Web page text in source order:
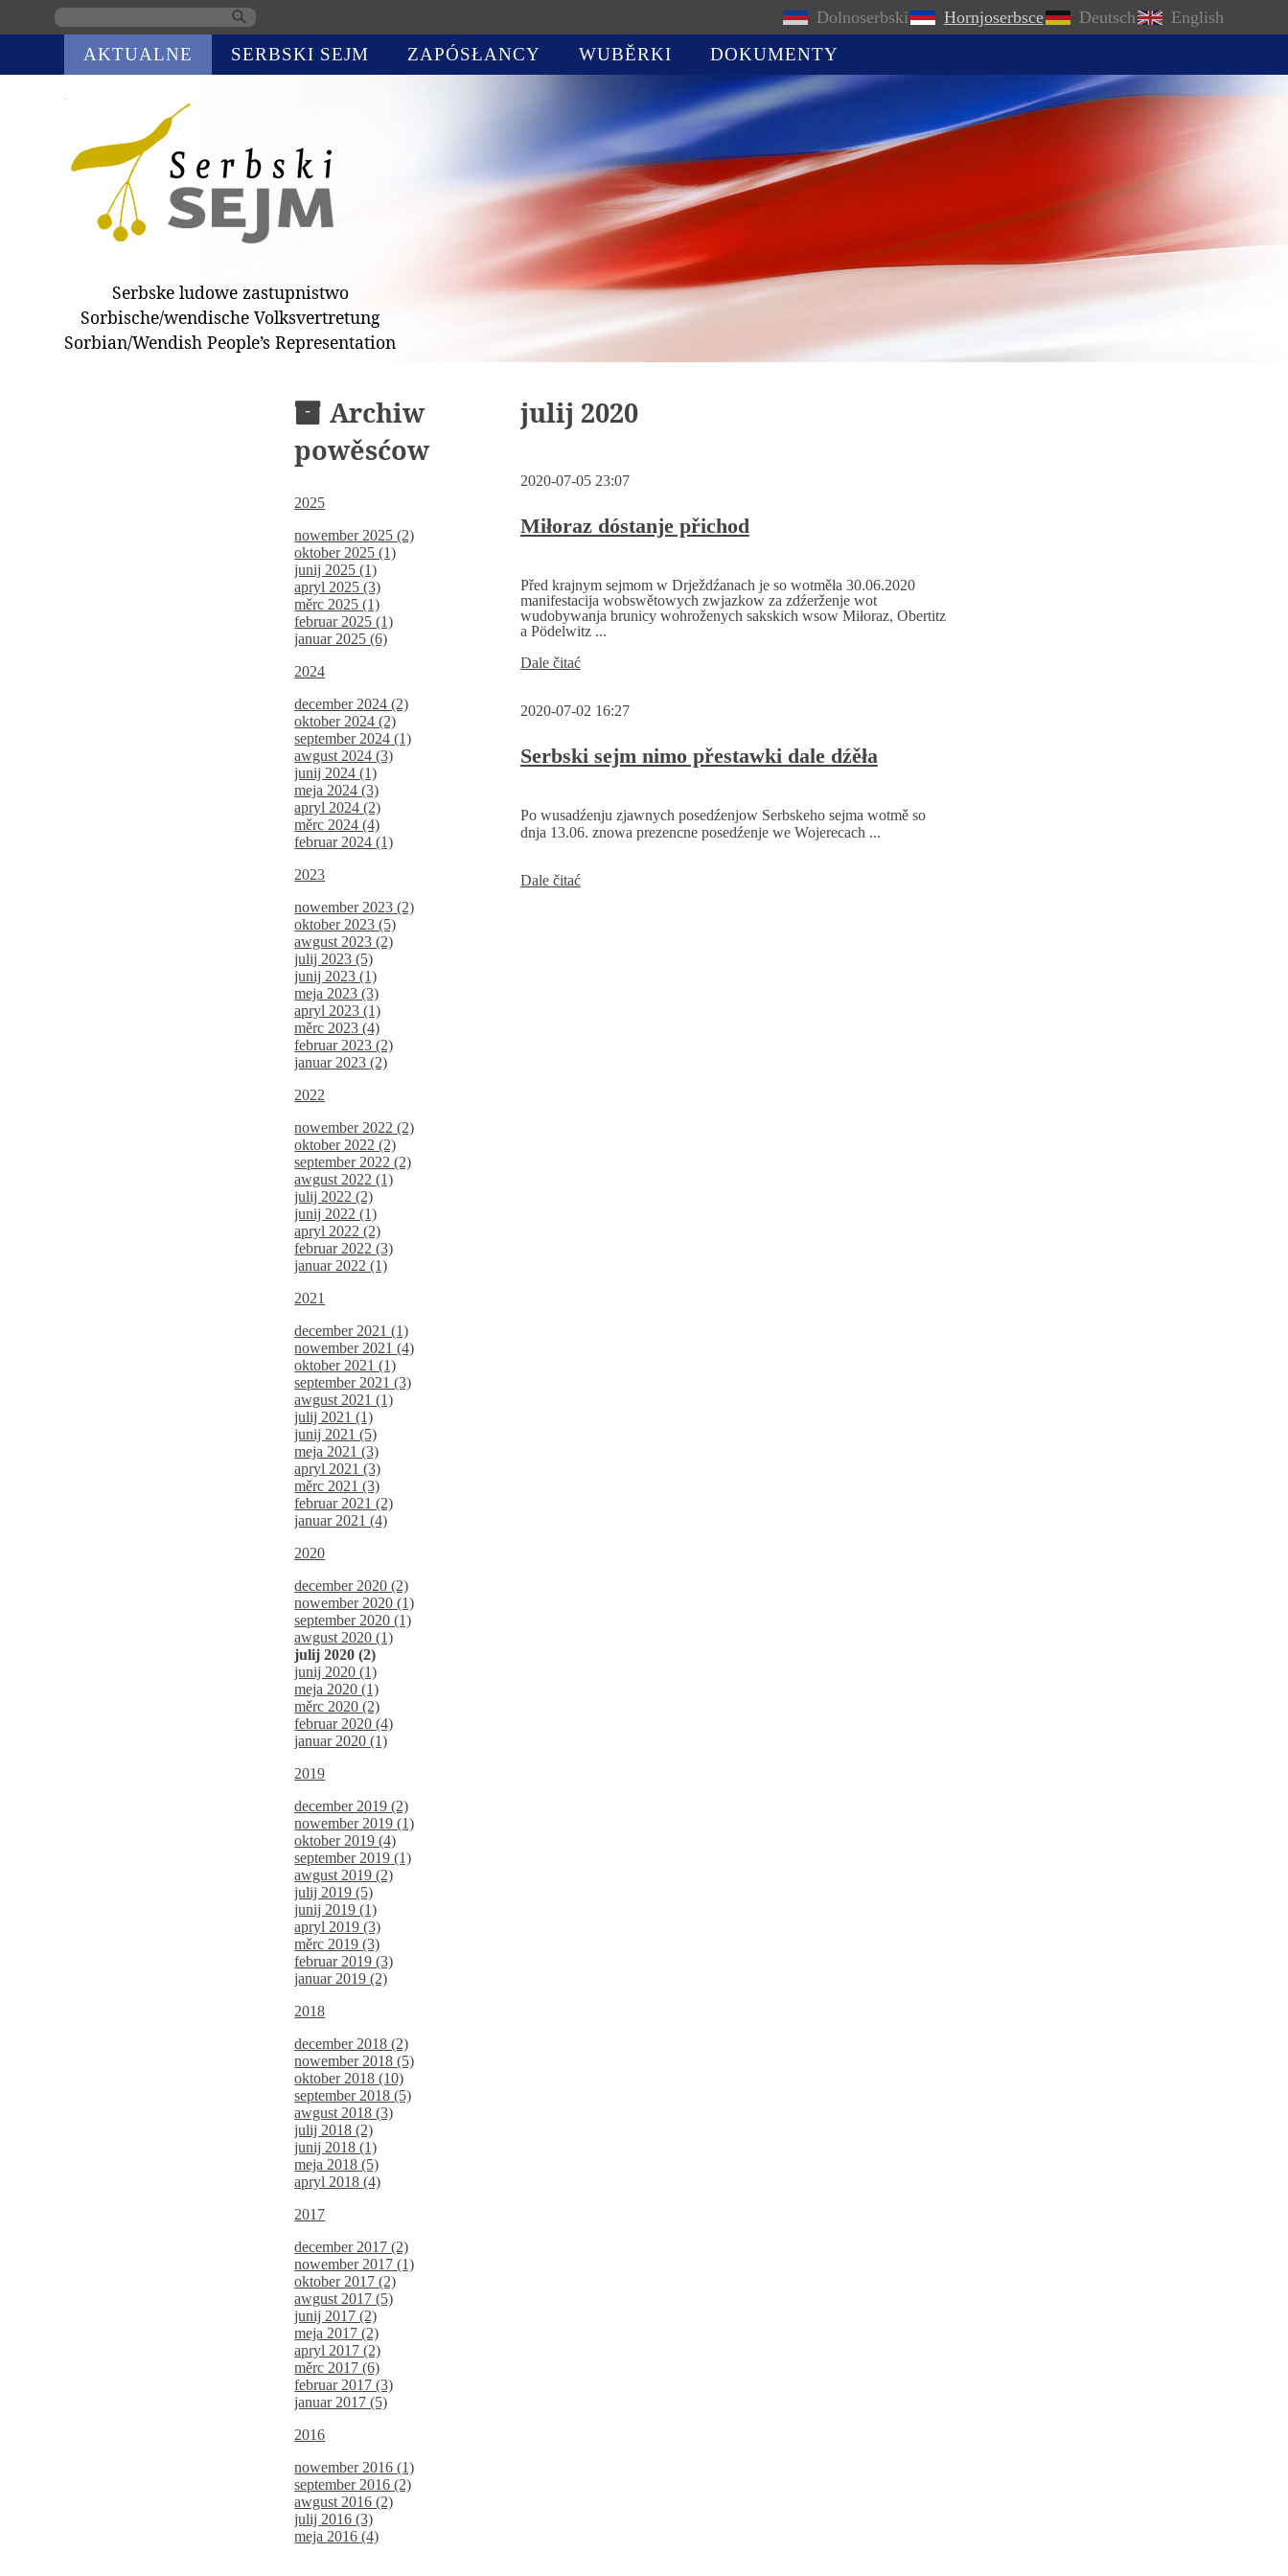
Dolnoserbski Hornjoserbsce Deutsch English
navigation
AKTUALNE SERBSKI SEJM ZAPÓSŁANCY WUBĚRKI DOKUMENTY
Serbske ludowe zastupnistwo
Sorbische/wendische Volksvertretung
Sorbian/Wendish People’s Representation
Archiw
powěsćow
2025
nowember 2025 (2)
oktober 2025 (1)
junij 2025 (1)
apryl 2025 (3)
měrc 2025 (1)
februar 2025 (1)
januar 2025 (6)
2024
december 2024 (2)
oktober 2024 (2)
september 2024 (1)
awgust 2024 (3)
junij 2024 (1)
meja 2024 (3)
apryl 2024 (2)
měrc 2024 (4)
februar 2024 (1)
2023
nowember 2023 (2)
oktober 2023 (5)
awgust 2023 (2)
julij 2023 (5)
junij 2023 (1)
meja 2023 (3)
apryl 2023 (1)
měrc 2023 (4)
februar 2023 (2)
januar 2023 (2)
2022
nowember 2022 (2)
oktober 2022 (2)
september 2022 (2)
awgust 2022 (1)
julij 2022 (2)
junij 2022 (1)
apryl 2022 (2)
februar 2022 (3)
januar 2022 (1)
2021
december 2021 (1)
nowember 2021 (4)
oktober 2021 (1)
september 2021 (3)
awgust 2021 (1)
julij 2021 (1)
junij 2021 (5)
meja 2021 (3)
apryl 2021 (3)
měrc 2021 (3)
februar 2021 (2)
januar 2021 (4)
2020
december 2020 (2)
nowember 2020 (1)
september 2020 (1)
awgust 2020 (1)
julij 2020 (2)
junij 2020 (1)
meja 2020 (1)
měrc 2020 (2)
februar 2020 (4)
januar 2020 (1)
2019
december 2019 (2)
nowember 2019 (1)
oktober 2019 (4)
september 2019 (1)
awgust 2019 (2)
julij 2019 (5)
junij 2019 (1)
apryl 2019 (3)
měrc 2019 (3)
februar 2019 (3)
januar 2019 (2)
2018
december 2018 (2)
nowember 2018 (5)
oktober 2018 (10)
september 2018 (5)
awgust 2018 (3)
julij 2018 (2)
junij 2018 (1)
meja 2018 (5)
apryl 2018 (4)
2017
december 2017 (2)
nowember 2017 (1)
oktober 2017 (2)
awgust 2017 (5)
junij 2017 (2)
meja 2017 (2)
apryl 2017 (2)
měrc 2017 (6)
februar 2017 (3)
januar 2017 (5)
2016
nowember 2016 (1)
september 2016 (2)
awgust 2016 (2)
julij 2016 (3)
meja 2016 (4)
julij 2020
2020-07-05 23:07
Miłoraz dóstanje přichod
Před krajnym sejmom w Drježdźanach je so wotměła 30.06.2020
manifestacija wobswětowych zwjazkow za zdźerženje wot
wudobywanja brunicy wohroženych sakskich wsow Miłoraz, Obertitz
a Pödelwitz ...
Dale čitaćMiłoraz
2020-07-02 16:27
Serbski sejm nimo přestawki dale dźěła
Po wusadźenju zjawnych posedźenjow Serbskeho sejma wotmě so
dnja 13.06. znowa prezencne posedźenje we Wojerecach ...
Dale čitaćSerbski